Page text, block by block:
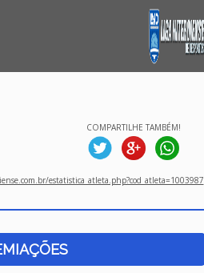
COMPARTILHE TAMBÉM!
estatistica_atleta.php?cod_atleta=1003987